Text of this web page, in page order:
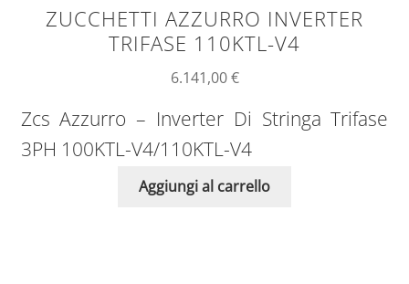
ZUCCHETTI AZZURRO INVERTER
TRIFASE 110KTL-V4
6.141,00€
Zcs Azzurro – Inverter Di Stringa Trifase
3PH 100KTL-V4/110KTL-V4
Aggiungi al carrello